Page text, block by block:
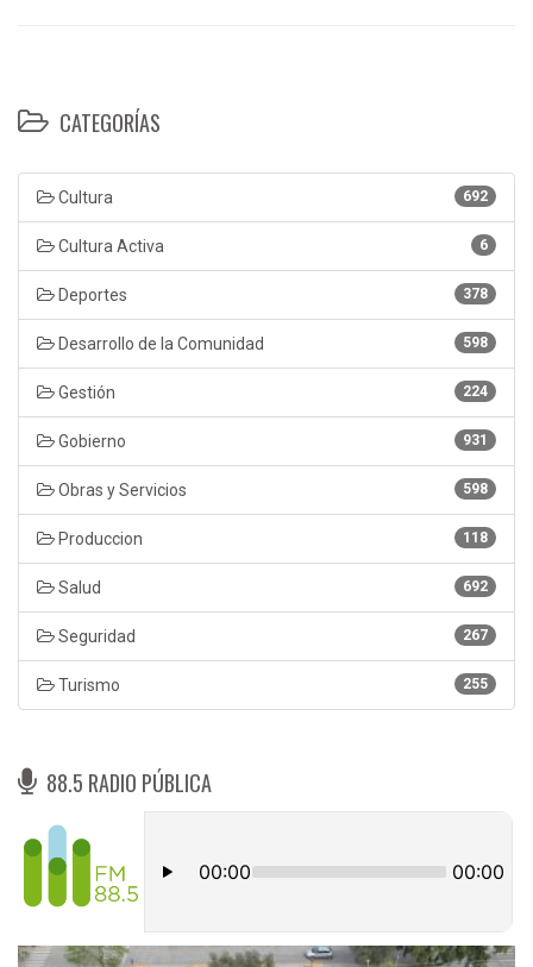
CATEGORÍAS
692
Cultura
6
Cultura Activa
378
Deportes
598
Desarrollo de la Comunidad
224
Gestión
931
Gobierno
598
Obras y Servicios
118
Produccion
692
Salud
267
Seguridad
255
Turismo
88.5 RADIO PÚBLICA